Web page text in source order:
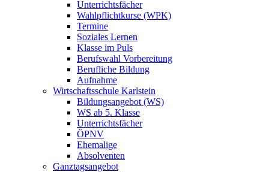
Unterrichtsfächer
Wahlpflichtkurse (WPK)
Termine
Soziales Lernen
Klasse im Puls
Berufswahl Vorbereitung
Berufliche Bildung
Aufnahme
Wirtschaftsschule Karlstein
Bildungsangebot (WS)
WS ab 5. Klasse
Unterrichtsfächer
ÖPNV
Ehemalige
Absolventen
Ganztagsangebot